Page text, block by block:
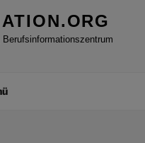
Berufsinformationszentrum